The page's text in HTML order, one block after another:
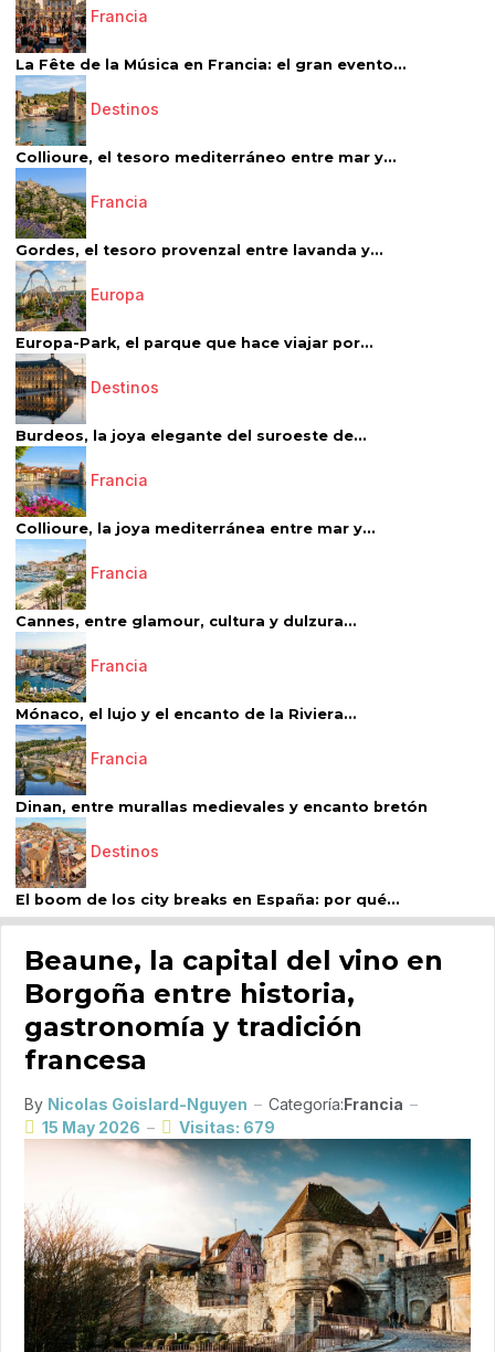
Francia
La Fête de la Música en Francia: el gran evento...
Destinos
Collioure, el tesoro mediterráneo entre mar y...
Francia
Gordes, el tesoro provenzal entre lavanda y...
Europa
Europa-Park, el parque que hace viajar por...
Destinos
Burdeos, la joya elegante del suroeste de...
Francia
Collioure, la joya mediterránea entre mar y...
Francia
Cannes, entre glamour, cultura y dulzura...
Francia
Mónaco, el lujo y el encanto de la Riviera...
Francia
Dinan, entre murallas medievales y encanto bretón
Destinos
El boom de los city breaks en España: por qué...
Beaune, la capital del vino en
Borgoña entre historia,
gastronomía y tradición
francesa
By Nicolas Goislard-Nguyen Categoría:Francia
15 May 2026
Visitas: 679